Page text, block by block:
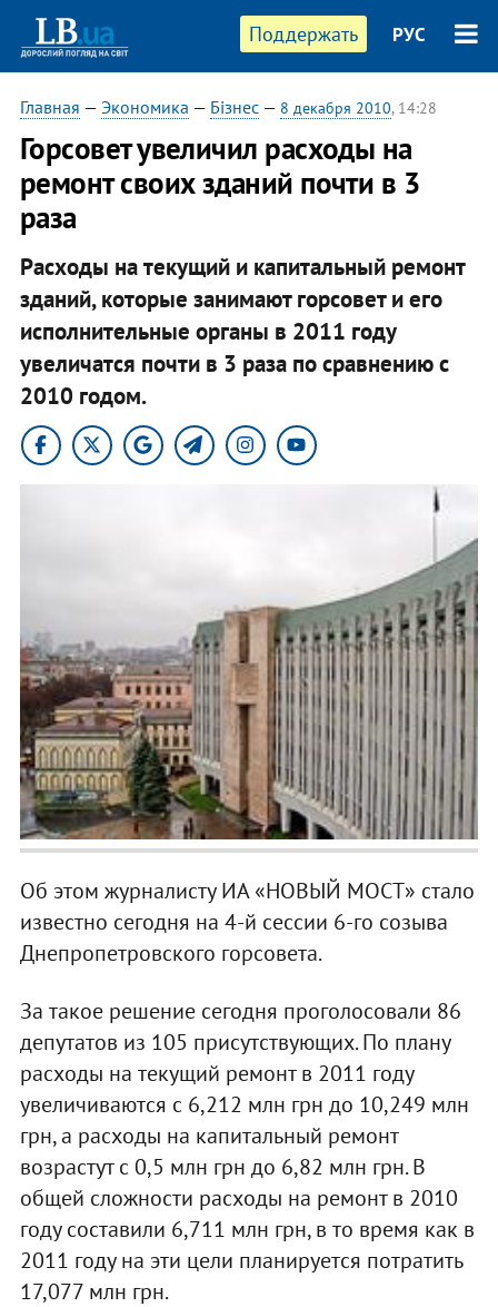
Поддержать РУС
Главная — Экономика — Бізнес— 8 декабря 2010, 14:28
Горсовет увеличил расходы на
ремонт своих зданий почти в 3
раза
Расходы на текущий и капитальный ремонт
зданий, которые занимают горсовет и его
исполнительные органы в 2011 году
увеличатся почти в 3 раза по сравнению с
2010 годом. ​
Об этом журналисту ИА «НОВЫЙ МОСТ» стало
известно сегодня на 4-й сессии 6-го созыва
Днепропетровского горсовета.
За такое решение сегодня проголосовали 86
депутатов из 105 присутствующих. По плану
расходы на текущий ремонт в 2011 году
увеличиваются с 6,212 млн грн до 10,249 млн
грн, а расходы на капитальный ремонт
возрастут с 0,5 млн грн до 6,82 млн грн. В
общей сложности расходы на ремонт в 2010
году составили 6,711 млн грн, в то время как в
2011 году на эти цели планируется потратить
17,077 млн грн.